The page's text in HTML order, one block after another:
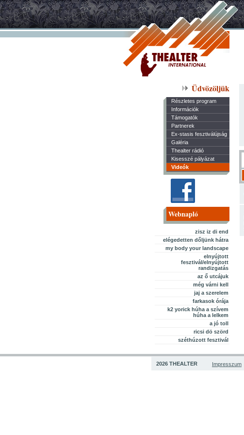
Üdvözöljük
Részletes program
Információk
Támogatók
Partnerek
Ex-stasis fesztiválújság
Galéria
Thealter rádió
Kisesszé pályázat
Videók
Webnapló
zisz iz di end
elégedetten dőljünk hátra
my body your landscape
elnyújtott
fesztivál/elnyújtott
randizgatás
az ő utcájuk
még várni kell
jaj a szerelem
farkasok órája
k2 yorick húha a szívem
húha a lelkem
a jó toll
ricsi dö szörd
széthúzott fesztivál
2026 THEALTER Impresszum